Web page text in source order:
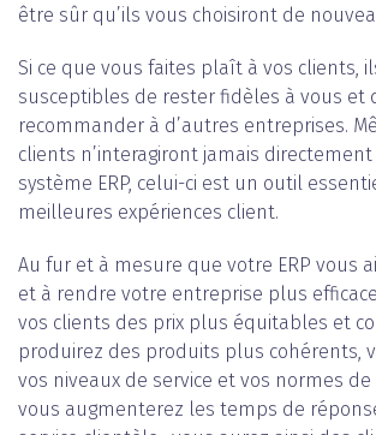
être sûr qu’ils vous choisiront de
Si ce que vous faites plaît à vos clients,
susceptibles de rester fidèles à vous et
recommander à d’autres entreprises.
clients n’interagiront jamais directement
système ERP, celui-ci est un outil
meilleures expériences client.
Au fur et à mesure que votre ERP vous
et à rendre votre entreprise plus
vos clients des prix plus équitables et
produirez des produits plus cohérents,
vos niveaux de service et vos normes
vous augmenterez les temps de